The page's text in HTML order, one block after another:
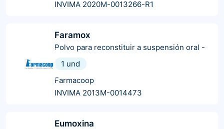
INVIMA 2020M-0013266-R1
Faramox
Polvo para reconstituir a suspensión oral -
1 und
Farmacoop
INVIMA 2013M-0014473
Eumoxina